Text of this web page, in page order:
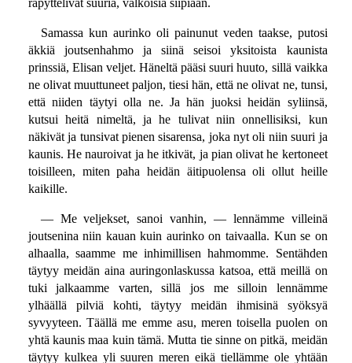
räpyttelivät suuria, valkoisia siipiään.
Samassa kun aurinko oli painunut veden taakse, putosi
äkkiä joutsenhahmo ja siinä seisoi yksitoista kaunista
prinssiä, Elisan veljet. Häneltä pääsi suuri huuto, sillä vaikka
ne olivat muuttuneet paljon, tiesi hän, että ne olivat ne, tunsi,
että niiden täytyi olla ne. Ja hän juoksi heidän syliinsä,
kutsui heitä nimeltä, ja he tulivat niin onnellisiksi, kun
näkivät ja tunsivat pienen sisarensa, joka nyt oli niin suuri ja
kaunis. He nauroivat ja he itkivät, ja pian olivat he kertoneet
toisilleen, miten paha heidän äitipuolensa oli ollut heille
kaikille.
— Me veljekset, sanoi vanhin, — lennämme villeinä
joutsenina niin kauan kuin aurinko on taivaalla. Kun se on
alhaalla, saamme me inhimillisen hahmomme. Sentähden
täytyy meidän aina auringonlaskussa katsoa, että meillä on
tuki jalkaamme varten, sillä jos me silloin lennämme
ylhäällä pilviä kohti, täytyy meidän ihmisinä syöksyä
syvyyteen. Täällä me emme asu, meren toisella puolen on
yhtä kaunis maa kuin tämä. Mutta tie sinne on pitkä, meidän
täytyy kulkea yli suuren meren eikä tiellämme ole yhtään